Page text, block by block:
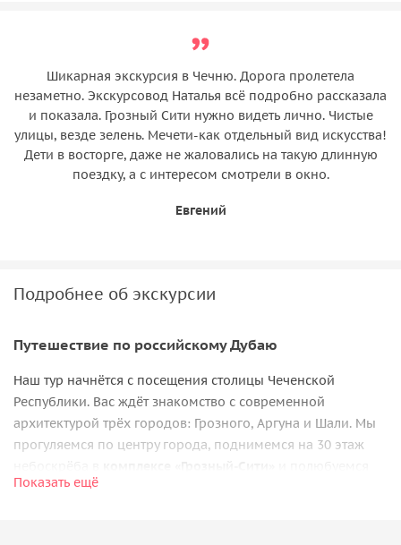
Шикарная экскурсия в Чечню. Дорога пролетела
незаметно. Экскурсовод Наталья всё подробно рассказала
и показала. Грозный Сити нужно видеть лично. Чистые
улицы, везде зелень. Мечети-как отдельный вид искусства!
Дети в восторге, даже не жаловались на такую длинную
поездку, а с интересом смотрели в окно.
Евгений
Подробнее об экскурсии
Путешествие по российскому Дубаю
Наш тур начнётся с посещения столицы Чеченской
Республики. Вас ждёт знакомство с современной
архитектурой трёх городов: Грозного, Аргуна и Шали. Мы
прогуляемся по центру города, поднимемся на 30 этаж
убранством храма Михаила Архангела.
Показать ещё